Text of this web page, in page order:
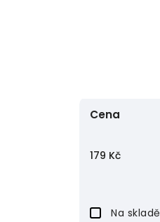
Cena
179 Kč
Na skladě